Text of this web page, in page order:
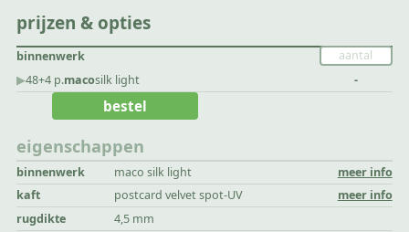
prijzen & opties
binnenwerk
▶︎48+4 p.macosilk light -
eigenschappen
binnenwerk maco silk light
meer info
kaft
postcard velvet spot-UV
meer info
rugdikte
4,5 mm
bestel